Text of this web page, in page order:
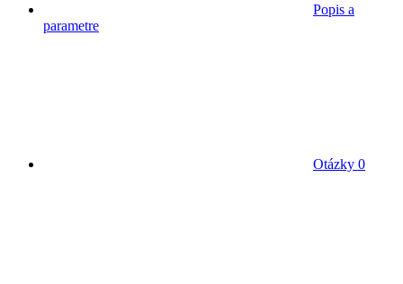
Popis a
parametre
Otázky 0